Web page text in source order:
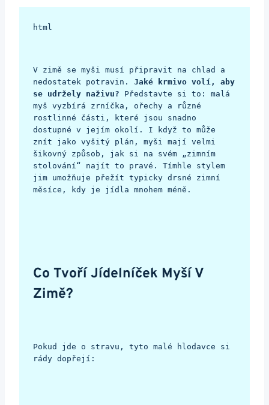
html
V zimě se myši musí připravit na chlad a
nedostatek potravin. Jaké krmivo volí, aby
se udržely naživu? Představte si to: malá
myš vyzbírá zrníčka, ořechy a různé
rostlinné části, které jsou snadno
dostupné v jejím okolí. I když to může
znít jako vyšitý plán, myši mají velmi
šikovný způsob, jak si na svém „zimním
stolování“ najít to pravé. Tímhle stylem
jim umožňuje přežít typicky drsné zimní
měsíce, kdy je jídla mnohem méně.
Co Tvoří Jídelníček Myší V
Zimě?
Pokud jde o stravu, tyto malé hlodavce si
rády dopřejí: